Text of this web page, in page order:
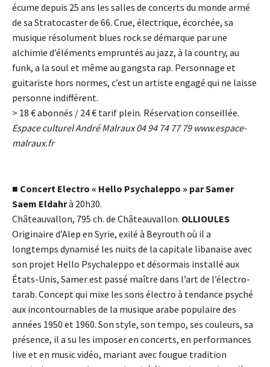
écume depuis 25 ans les salles de concerts du monde armé
de sa Stratocaster de 66. Crue, électrique, écorchée, sa
musique résolument blues rock se démarque par une
alchimie d’éléments empruntés au jazz, à la country, au
funk, a la soul et même au gangsta rap. Personnage et
guitariste hors normes, c’est un artiste engagé qui ne laisse
personne indifférent.
> 18 €abonnés / 24€ tarif plein. Réservation conseillée.
Espace culturel André Malraux 04 94 74 77 79 www.espace-
malraux.fr
■ Concert Electro « Hello Psychaleppo » par Samer
Saem Eldahrà 20h30.
Châteauvallon, 795 ch. de Châteauvallon. OLLIOULES
Originaire d’Alep en Syrie, exilé à Beyrouth où il a
longtemps dynamisé les nuits de la capitale libanaise avec
son projet Hello Psychaleppo et désormais installé aux
États-Unis, Samer est passé maître dans l’art de l’électro-
tarab. Concept qui mixe les sons électro à tendance psyché
aux incontournables de la musique arabe populaire des
années 1950 et 1960. Son style, son tempo, ses couleurs, sa
présence, il a su les imposer en concerts, en performances
live et en music vidéo, mariant avec fougue tradition